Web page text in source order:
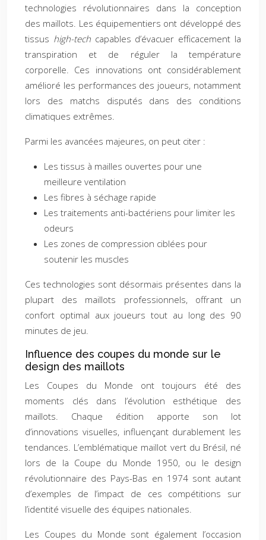
technologies révolutionnaires dans la conception
des maillots. Les équipementiers ont développé des
tissus high-tech capables d’évacuer efficacement la
transpiration et de réguler la température
corporelle. Ces innovations ont considérablement
amélioré les performances des joueurs, notamment
lors des matchs disputés dans des conditions
climatiques extrêmes.
Parmi les avancées majeures, on peut citer :
Les tissus à mailles ouvertes pour une
meilleure ventilation
Les fibres à séchage rapide
Les traitements anti-bactériens pour limiter les
odeurs
Les zones de compression ciblées pour
soutenir les muscles
Ces technologies sont désormais présentes dans la
plupart des maillots professionnels, offrant un
confort optimal aux joueurs tout au long des 90
minutes de jeu.
Influence des coupes du monde sur le
design des maillots
Les Coupes du Monde ont toujours été des
moments clés dans l’évolution esthétique des
maillots. Chaque édition apporte son lot
d’innovations visuelles, influençant durablement les
tendances. L’emblématique maillot vert du Brésil, né
lors de la Coupe du Monde 1950, ou le design
révolutionnaire des Pays-Bas en 1974 sont autant
d’exemples de l’impact de ces compétitions sur
l’identité visuelle des équipes nationales.
Les Coupes du Monde sont également l’occasion